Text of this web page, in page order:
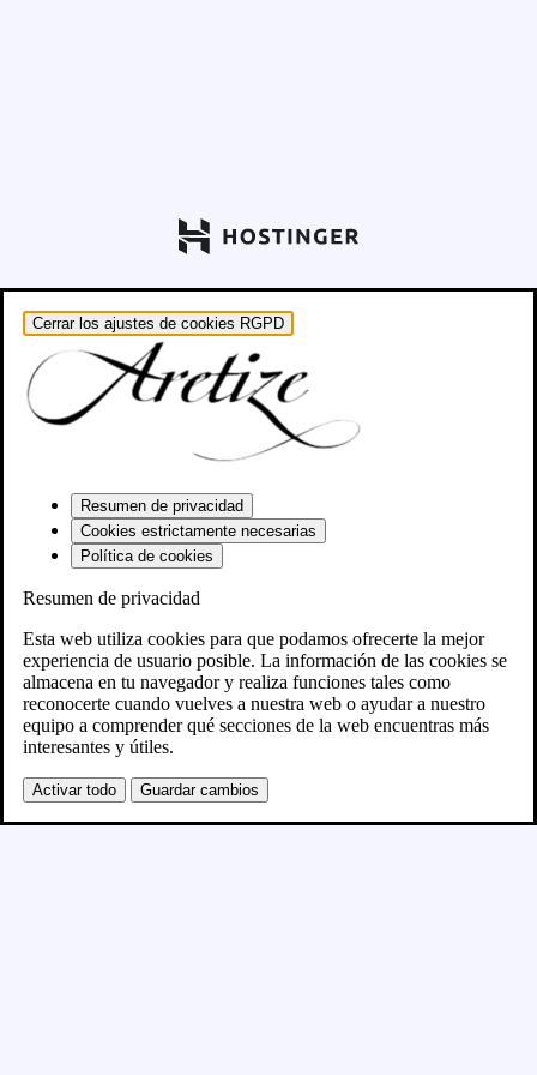
Próximamente
Se está creando el nuevo sitio WordPress y se
publicará en breve
Cerrar los ajustes de cookies RGPD
Resumen de privacidad
Cookies estrictamente necesarias
Política de cookies
Resumen de privacidad
Esta web utiliza cookies para que podamos ofrecerte la mejor
experiencia de usuario posible. La información de las cookies se
almacena en tu navegador y realiza funciones tales como
reconocerte cuando vuelves a nuestra web o ayudar a nuestro
equipo a comprender qué secciones de la web encuentras más
interesantes y útiles.
Activar todo Guardar cambios